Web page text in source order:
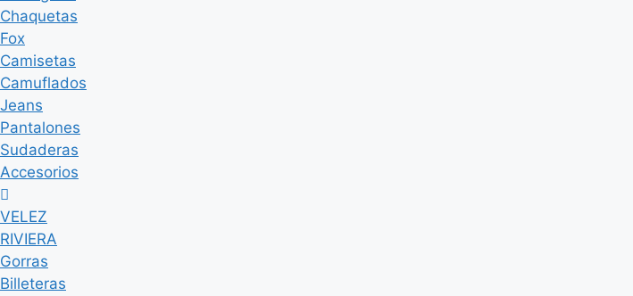
Chaquetas
Fox
Camisetas
Camuflados
Jeans
Pantalones
Sudaderas
Accesorios
VELEZ
RIVIERA
Gorras
Billeteras